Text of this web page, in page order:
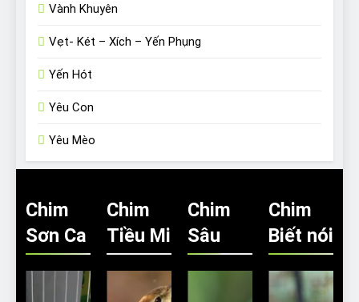
Vành Khuyên
Vẹt- Két – Xích – Yến Phụng
Yến Hót
Yêu Con
Yêu Mèo
Chim
Sơn Ca
Chim
Tiều Mi
Chim
Sâu
Chim
Biết nói